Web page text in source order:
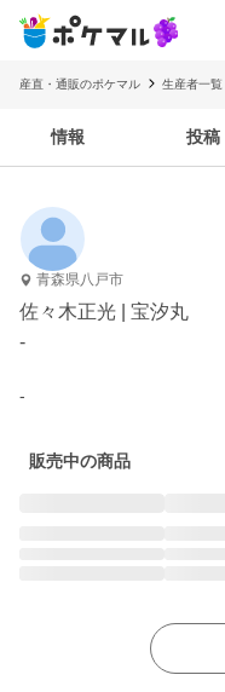
産直・通販のポケマル 生産者一覧
情報 投稿
青森県八戸市
佐々木正光 | 宝汐丸
-
-
販売中の商品